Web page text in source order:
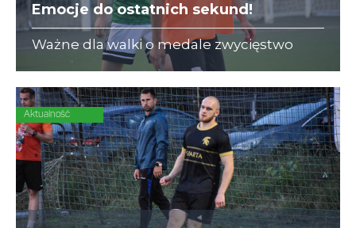
Emocje do ostatnich sekund!
Ważne dla walki o medale zwycięstwo
odnotował INTER-STAL, który zdobył
decydującego gola w ostatniej akcji
meczu.
Aktualność